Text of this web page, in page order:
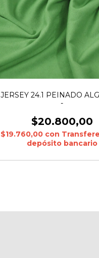
JERSEY 24.1 PEINADO
-
$20.800,00
$19.760,00 con
depósito bancario